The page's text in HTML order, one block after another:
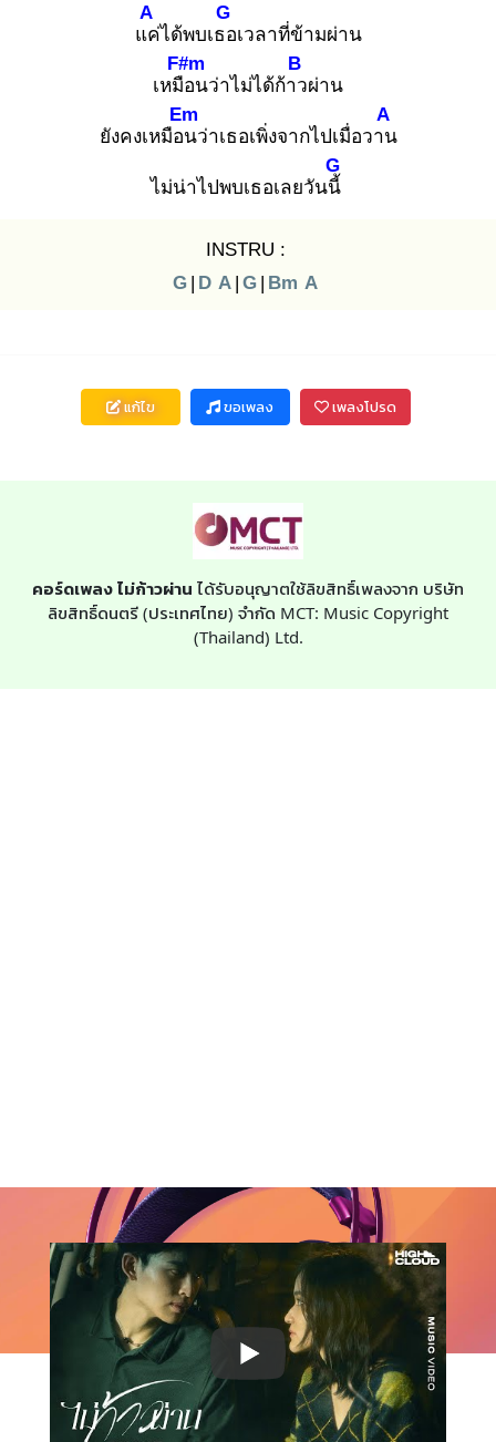
แค่
A
ได้พบเธอ
G
เวลาที่ข้ามผ่าน
เหมือ
F#m
นว่าไม่ได้ก้าว
B
ผ่าน
ยังคงเหมือน
Em
ว่าเธอเพิ่งจากไปเมื่อวาน
A
ไม่น่าไปพบเธอเลยวันนี้
G
INSTRU :
G | D A | G | Bm A
แก้ไข ขอเพลง เพลงโปรด
คอร์ดเพลง ไม่ก้าวผ่าน ได้รับอนุญาตใช้ลิขสิทธิ์เพลงจาก บริษัท
ลิขสิทธิ์ดนตรี (ประเทศไทย) จำกัด MCT: Music Copyright
(Thailand) Ltd.